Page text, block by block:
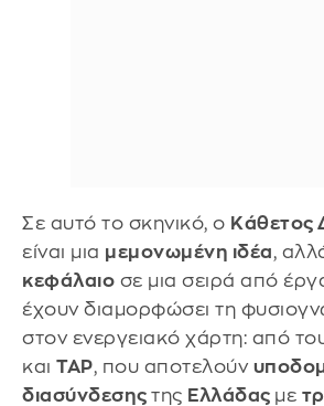
Σε αυτό το σκηνικό, ο Κάθετος
είναι μια μεμονωμένη ιδέα,
κεφάλαιο σε μια σειρά από
έχουν διαμορφώσει τη
στον ενεργειακό χάρτη: από
και TAP, που αποτελούν
διασύνδεσης της Ελλάδας με